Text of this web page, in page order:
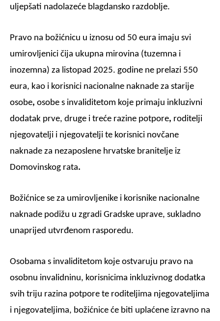
uljepšati nadolazeće blagdansko razdoblje.
Pravo na božićnicu u iznosu od 50 eura imaju svi
umirovljenici čija ukupna mirovina (tuzemna i
inozemna) za listopad 2025. godine ne prelazi 550
eura, kao i korisnici nacionalne naknade za starije
osobe, osobe s invaliditetom koje primaju inkluzivni
dodatak prve, druge i treće razine potpore, roditelji
njegovatelji i njegovatelji te korisnici novčane
naknade za nezaposlene hrvatske branitelje iz
Domovinskog rata.
Božićnice se za umirovljenike i korisnike nacionalne
naknade podižu u zgradi Gradske uprave, sukladno
unaprijed utvrđenom rasporedu.
Osobama s invaliditetom koje ostvaruju pravo na
osobnu invalidninu, korisnicima inkluzivnog dodatka
svih triju razina potpore te roditeljima njegovateljima
i njegovateljima, božićnice će biti uplaćene izravno na